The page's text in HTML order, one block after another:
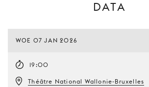
DATA
WOE 07 JAN 2026
19:00
Théâtre National Wallonie-Bruxelles